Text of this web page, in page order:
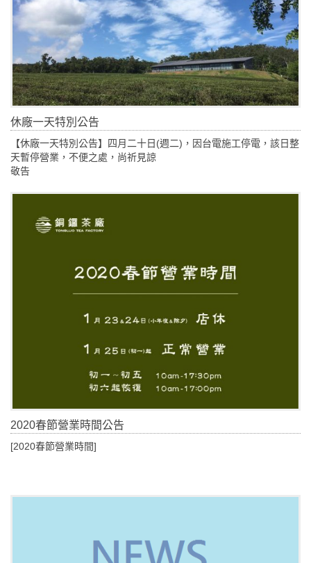
休廠一天特別公告
【休廠一天特別公告】四月二十日(週二)，因台電施工停電，該日整
天暫停營業，不便之處，尚祈見諒
敬告
2020春節營業時間公告
[2020春節營業時間]